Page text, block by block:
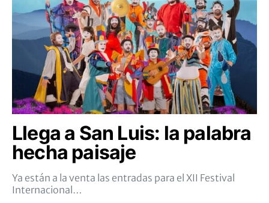
Llega a San Luis: la palabra
hecha paisaje
Ya están a la venta las entradas para el XII Festival
Internacional…